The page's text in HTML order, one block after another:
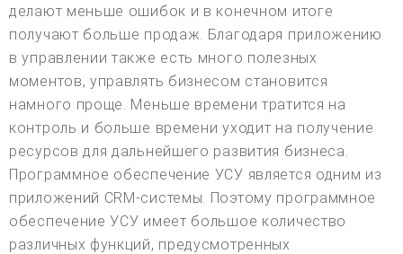
делают меньше ошибок и в конечном итоге
получают больше продаж. Благодаря приложению
в управлении также есть много полезных
моментов, управлять бизнесом становится
намного проще. Меньше времени тратится на
контроль и больше времени уходит на получение
ресурсов для дальнейшего развития бизнеса.
Программное обеспечение УСУ является одним из
приложений CRM-системы. Поэтому программное
обеспечение УСУ имеет большое количество
различных функций, предусмотренных